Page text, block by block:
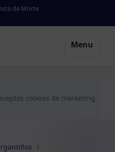
da Morte
Menu
cookies de marketing.